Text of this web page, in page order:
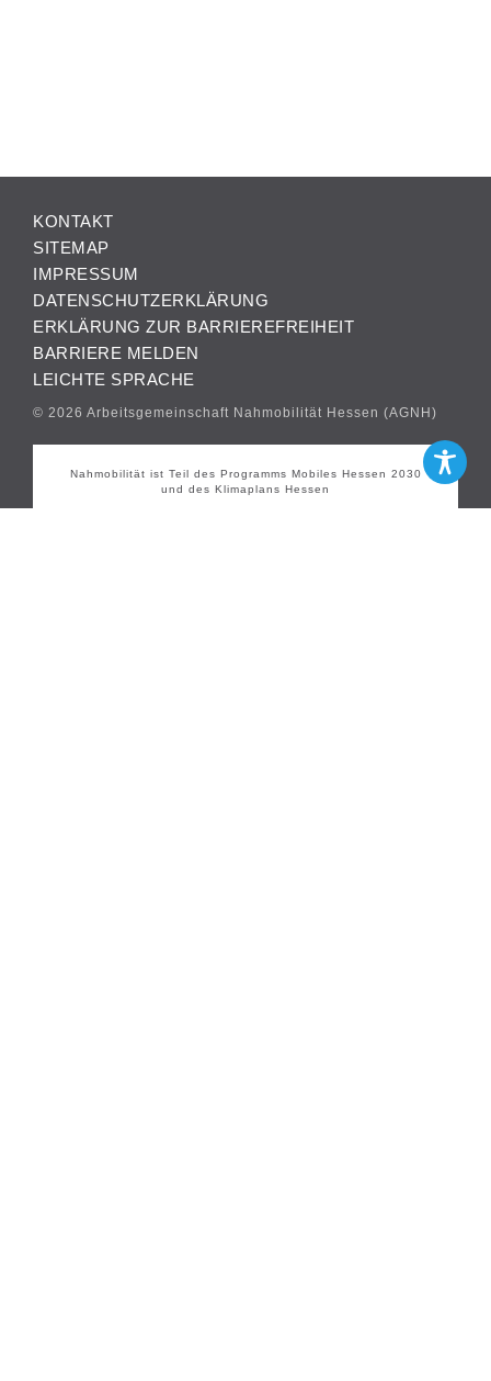
KONTAKT
SITEMAP
IMPRESSUM
DATENSCHUTZERKLÄRUNG
ERKLÄRUNG ZUR BARRIEREFREIHEIT
BARRIERE MELDEN
LEICHTE SPRACHE
© 2026 Arbeitsgemeinschaft Nahmobilität Hessen (AGNH)
Nahmobilität ist Teil des Programms Mobiles Hessen 2030
und des Klimaplans Hessen